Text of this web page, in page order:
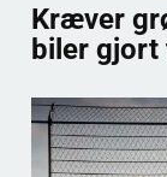
Kræver
biler gjort